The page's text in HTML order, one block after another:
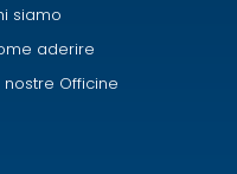
siamo
aderire
nostre Officine